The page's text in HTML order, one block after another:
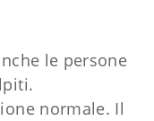
le persone
normale. Il